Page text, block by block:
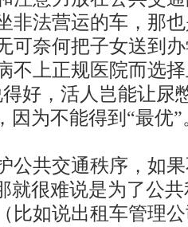
非法营运的车，那
可奈何把子女送到
不上正规医院而选
好，活人岂能让尿
因为不能得到“最优”
共交通秩序，如果
就很难说是为了公
比如说出租车管理